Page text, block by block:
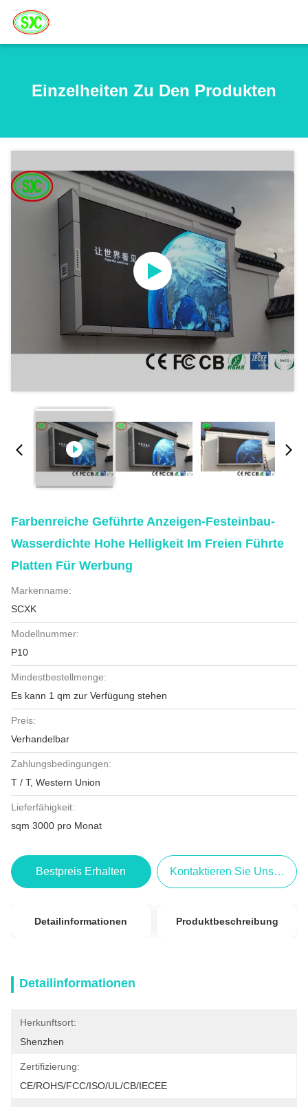
Einzelheiten Zu Den Produkten
Farbenreiche Geführte Anzeigen-Festeinbau-
Wasserdichte Hohe Helligkeit Im Freien Führte
Platten Für Werbung
Markenname:
SCXK
Modellnummer:
P10
Mindestbestellmenge:
Es kann 1 qm zur Verfügung stehen
Preis:
Verhandelbar
Zahlungsbedingungen:
T / T, Western Union
Lieferfähigkeit:
sqm 3000 pro Monat
Bestpreis Erhalten Kontaktieren Sie Uns Jetzt
Detailinformationen Produktbeschreibung
Detailinformationen
Herkunftsort:
Shenzhen
Zertifizierung:
CE/ROHS/FCC/ISO/UL/CB/IECEE